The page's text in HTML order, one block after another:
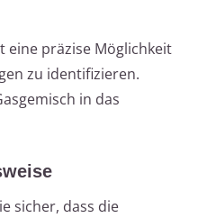
eine präzise Möglichkeit
zu identifizieren.
in das
sicher, dass die